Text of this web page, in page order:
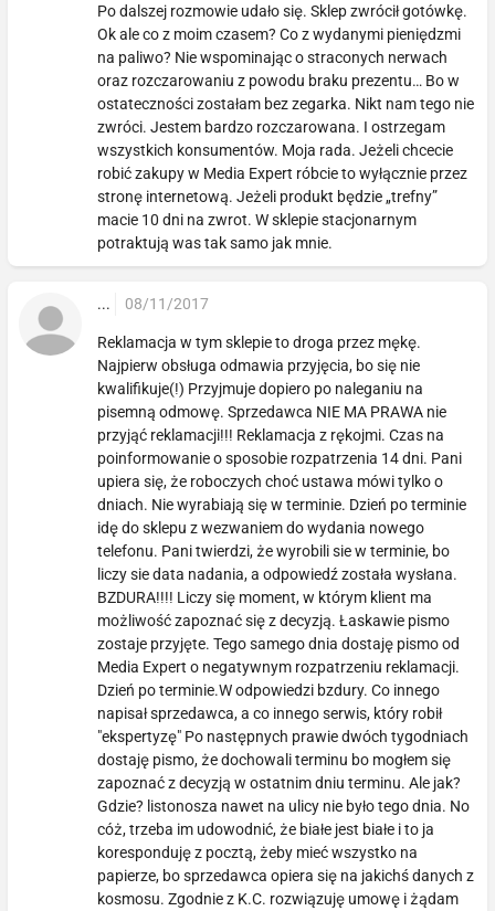
Po dalszej rozmowie udało się. Sklep zwrócił gotówkę.
Ok ale co z moim czasem? Co z wydanymi pieniędzmi
na paliwo? Nie wspominając o straconych nerwach
oraz rozczarowaniu z powodu braku prezentu… Bo w
ostateczności zostałam bez zegarka. Nikt nam tego nie
zwróci. Jestem bardzo rozczarowana. I ostrzegam
wszystkich konsumentów. Moja rada. Jeżeli chcecie
robić zakupy w Media Expert róbcie to wyłącznie przez
stronę internetową. Jeżeli produkt będzie „trefny”
macie 10 dni na zwrot. W sklepie stacjonarnym
potraktują was tak samo jak mnie.
... 08/11/2017
Reklamacja w tym sklepie to droga przez mękę.
Najpierw obsługa odmawia przyjęcia, bo się nie
kwalifikuje(!) Przyjmuje dopiero po naleganiu na
pisemną odmowę. Sprzedawca NIE MA PRAWA nie
przyjąć reklamacji!!! Reklamacja z rękojmi. Czas na
poinformowanie o sposobie rozpatrzenia 14 dni. Pani
upiera się, że roboczych choć ustawa mówi tylko o
dniach. Nie wyrabiają się w terminie. Dzień po terminie
idę do sklepu z wezwaniem do wydania nowego
telefonu. Pani twierdzi, że wyrobili sie w terminie, bo
liczy sie data nadania, a odpowiedź została wysłana.
BZDURA!!!! Liczy się moment, w którym klient ma
możliwość zapoznać się z decyzją. Łaskawie pismo
zostaje przyjęte. Tego samego dnia dostaję pismo od
Media Expert o negatywnym rozpatrzeniu reklamacji.
Dzień po terminie.W odpowiedzi bzdury. Co innego
napisał sprzedawca, a co innego serwis, który robił
"ekspertyzę" Po następnych prawie dwóch tygodniach
dostaję pismo, że dochowali terminu bo mogłem się
zapoznać z decyzją w ostatnim dniu terminu. Ale jak?
Gdzie? listonosza nawet na ulicy nie było tego dnia. No
cóż, trzeba im udowodnić, że białe jest białe i to ja
koresponduję z pocztą, żeby mieć wszystko na
papierze, bo sprzedawca opiera się na jakichś danych z
kosmosu. Zgodnie z K.C. rozwiązuję umowę i żądam